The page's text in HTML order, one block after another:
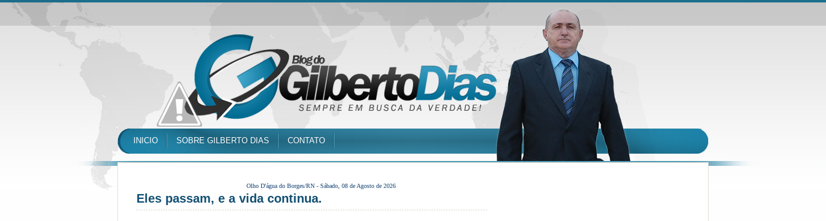
INICIO SOBRE GILBERTO DIAS CONTATO
Olho D'água do Borges/RN - Sábado, 08 de Agosto de 2026
Eles passam, e a vida continua.